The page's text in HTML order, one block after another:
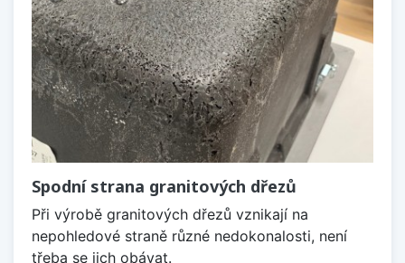
Spodní strana granitových dřezů
Při výrobě granitových dřezů vznikají na
nepohledové straně různé nedokonalosti, není
třeba se jich obávat.